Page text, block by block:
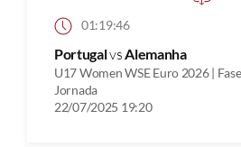
01:19:46
PortugalvsAlemanha
U17 Women WSE Euro 2026 |
Jornada
22/07/2025 19:20